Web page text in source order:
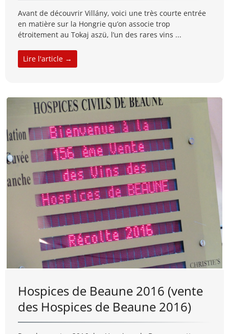
Avant de découvrir Villány, voici une très courte entrée
en matière sur la Hongrie qu’on associe trop
étroitement au Tokaj aszü, l’un des rares vins ...
Lire l'article →
Hospices de Beaune 2016 (vente
des Hospices de Beaune 2016)